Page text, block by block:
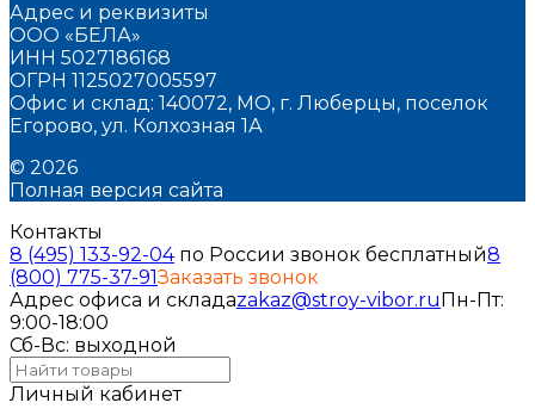
Адрес и реквизиты
ООО «БЕЛА»
ИНН 5027186168
ОГРН 1125027005597
Офис и склад: 140072, МО, г. Люберцы, поселок
Егорово, ул. Колхозная 1А
© 2026
Полная версия сайта
Контакты
8 (495) 133-92-04по России звонок бесплатный8
(800) 775-37-91Заказать звонок
Адрес офиса и складаzakaz@stroy-vibor.ruПн-Пт:
9:00-18:00
Сб-Вс: выходной
Личный кабинет